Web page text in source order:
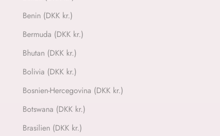
Benin (DKK kr.)
Bermuda (DKK kr.)
Bhutan (DKK kr.)
Bolivia (DKK kr.)
Bosnien-Hercegovina (DKK kr.)
Botswana (DKK kr.)
Brasilien (DKK kr.)